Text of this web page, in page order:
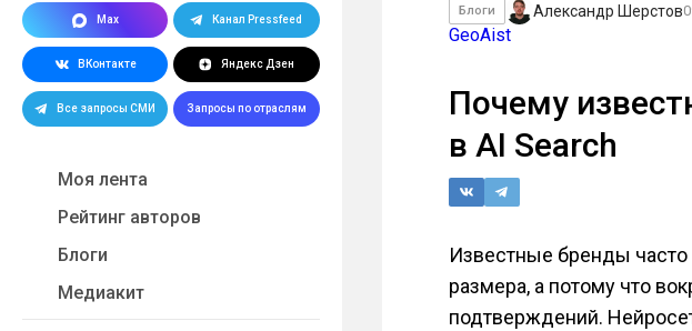
Max Канал Pressfeed
ВКонтакте Яндекс Дзен
Все запросы СМИ Запросы по отраслям
Моя лента
Рейтинг авторов
Блоги
Медиакит
Блоги Александр Шерстов
GeoAist
Почему
в AI Search
Известные бренды часто
размера, а потому что
подтверждений.